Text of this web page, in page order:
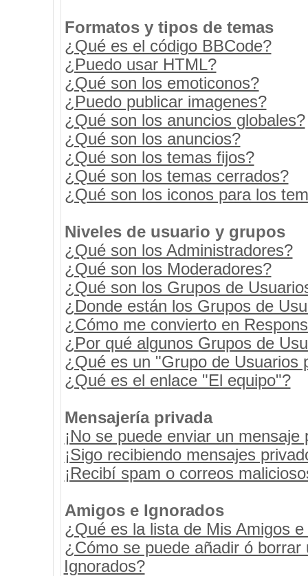
Formatos y tipos de temas
¿Qué es el código BBCode?
¿Puedo usar HTML?
¿Qué son los emoticonos?
¿Puedo publicar imagenes?
¿Qué son los anuncios globales?
¿Qué son los anuncios?
¿Qué son los temas fijos?
¿Qué son los temas cerrados?
¿Qué son los iconos para los
Niveles de usuario y grupos
¿Qué son los Administradores?
¿Qué son los Moderadores?
¿Qué son los Grupos de
¿Donde están los Grupos de
¿Cómo me convierto en
¿Por qué algunos Grupos de
¿Qué es un "Grupo de Usuarios
¿Qué es el enlace "El equipo"?
Mensajería privada
¡No se puede enviar un mensaje
¡Sigo recibiendo mensajes
¡Recibí spam o correos
Amigos e Ignorados
¿Qué es la lista de Mis Amigos
¿Cómo se puede añadir ó
Ignorados?